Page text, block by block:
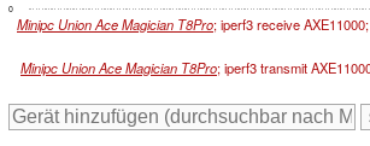
0
Minipc Union Ace Magician T8Pro; iperf3 receive
Minipc Union Ace Magician T8Pro; iperf3 transmit